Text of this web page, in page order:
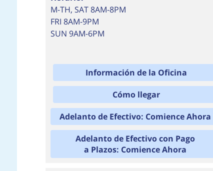
M-TH, SAT 8AM-8PM
FRI 8AM-9PM
SUN 9AM-6PM
Información de la Oficina
Cómo llegar
Adelanto de Efectivo: Comience Ahora
Adelanto de Efectivo con Pago
a Plazos: Comience Ahora